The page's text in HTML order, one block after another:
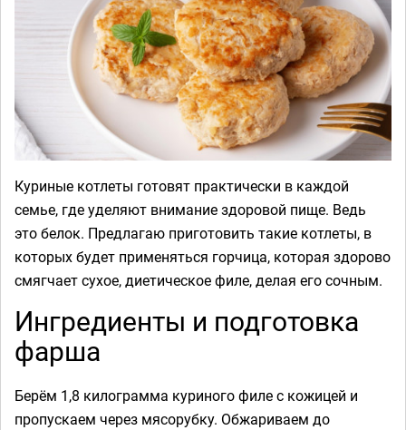
Куриные котлеты готовят практически в каждой
семье, где уделяют внимание здоровой пище. Ведь
это белок. Предлагаю приготовить такие котлеты, в
которых будет применяться горчица, которая здорово
смягчает сухое, диетическое филе, делая его сочным.
Ингредиенты и подготовка
фарша
Берём 1,8 килограмма куриного филе с кожицей и
пропускаем через мясорубку. Обжариваем до